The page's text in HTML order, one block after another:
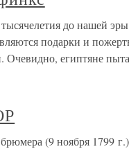
до нашей
подарки и
египтяне
(9 ноября 1799 г.)